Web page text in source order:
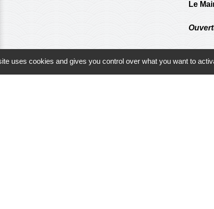
Le
uses cookies and gives you control over what you want to